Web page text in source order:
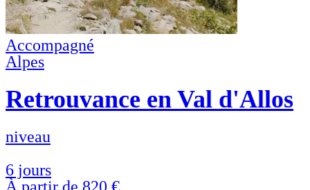
Accompagné
Alpes
Retrouvance en Val d'Allos
niveau
6 jours